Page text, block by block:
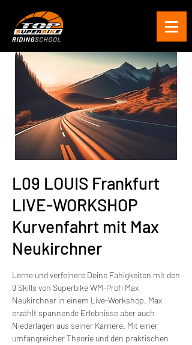
L09 LOUIS Frankfurt
LIVE-WORKSHOP
Kurvenfahrt mit Max
Neukirchner
Lerne und verfeinere Deine Fähigkeiten mit den
9 Skills von Superbike WM-Profi Max
Neukirchner in einem Live-Workshop. Max
erzählt spannende Erlebnisse aber auch
Niederlagen aus seiner Karriere. Mit einer
umfangreicher Theorie und den praktischen